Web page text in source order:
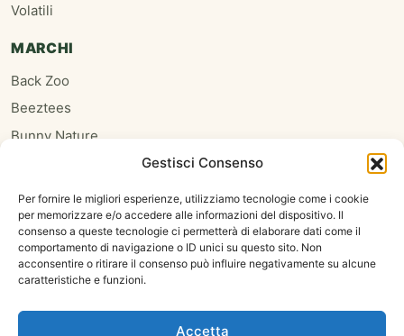
Gestisci Consenso
Per fornire le migliori esperienze, utilizziamo tecnologie come i cookie
per memorizzare e/o accedere alle informazioni del dispositivo. Il
consenso a queste tecnologie ci permetterà di elaborare dati come il
comportamento di navigazione o ID unici su questo sito. Non
acconsentire o ritirare il consenso può influire negativamente su alcune
caratteristiche e funzioni.
Accetta
Volatili
MARCHI
Back Zoo
Beeztees
Bunny Nature
Hari
Homefriends
Hugro
Jrfarm